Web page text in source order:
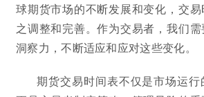
球期货市场的不断发展和变化，交
之调整和完善。作为交易者，我们
洞察力，不断适应和应对这些变化。
期货交易时间表不仅是市场运行